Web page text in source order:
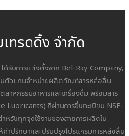
ทรดดิ้ง จำกัด
ได้รับการแต่งตั้งจาก Bel-Ray Company,
ป็นตัวแทนจำหน่ายผลิตภัณฑ์สารหล่อลื่น
าหกรรมอาหารและเครื่องดื่ม พร้อมสาร
Lubricants) ที่ผ่านการขึ้นทะเบียน NSF-
หรับทุกจุดใช้งานของสายการผลิตใน
คำปรึกษาและปรับปรุงโปรแกรมการหล่อลื่น